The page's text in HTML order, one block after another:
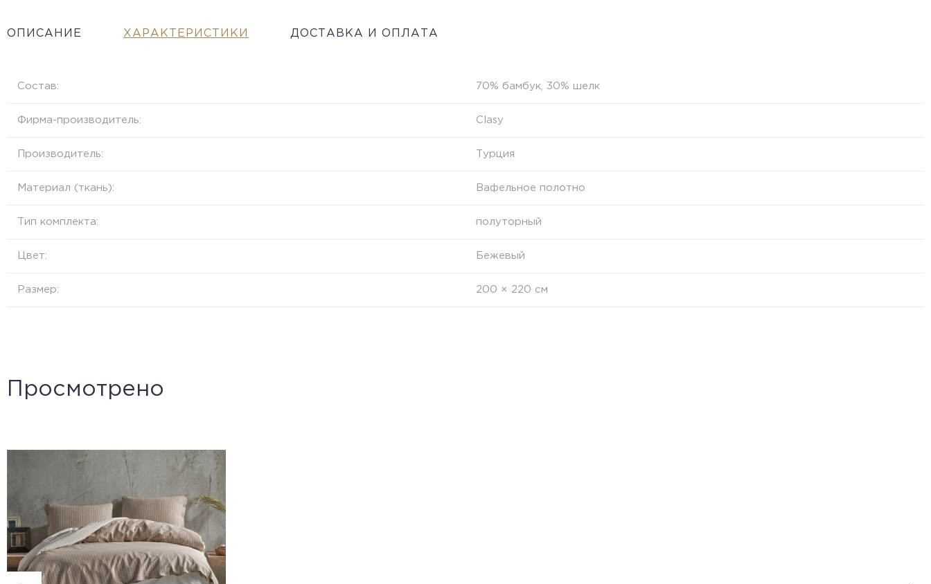
ОПИСАНИЕ ХАРАКТЕРИСТИКИ ДОСТАВКА И ОПЛАТА
Состав: 70% бамбук, 30% шелк
Фирма-производитель: Clasy
Производитель: Турция
Материал (ткань): Вафельное полотно
Тип комплекта: полуторный
Цвет: Бежевый
Размер: 200 × 220 см
Просмотрено